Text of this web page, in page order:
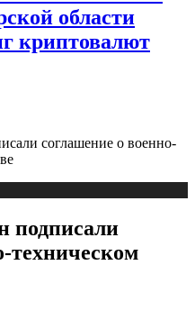
области
криптовалют
соглашение о военно-
подписали
техническом